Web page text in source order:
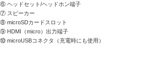
⑥ ヘッドセット/ヘッドホン端子
⑦ スピーカー
⑧ microSDカードスロット
⑨ HDMI（micro）出力端子
⑩ microUSBコネクタ（充電時にも使用）